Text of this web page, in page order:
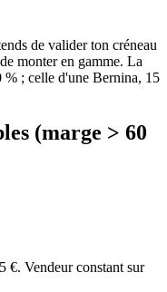
de valider ton créneau
monter en gamme. La
% ; celle d'une Bernina, 15
(marge > 60
€. Vendeur constant sur